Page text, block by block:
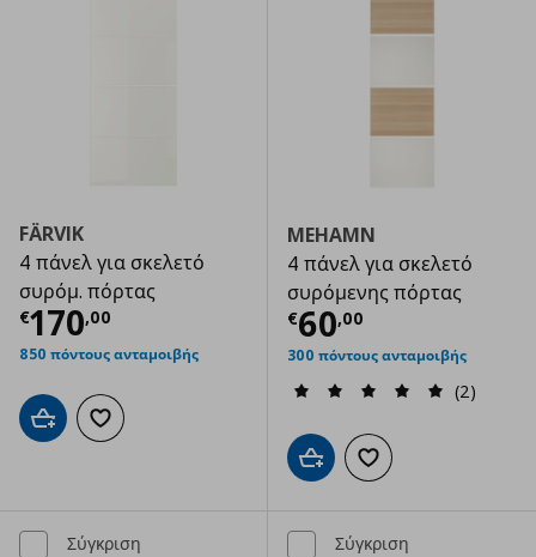
FÄRVIK
4 πάνελ για σκελετό
συρόμ. πόρτας
€170,00
Τρέχουσα τιμή € 170,00
850 πόντους ανταμοιβής
Προσθήκη στο καλάθι
Προσθήκη στα αγαπημένα
MEHAMN
4 πάνελ για σκελετό
συρόμενης πόρτας
€60,00
Τρέχουσα
300 πόντους ανταμοιβής
(2)
Προσθήκη στο καλάθι
Προσθήκη στα
Σύγκριση Σύγκριση